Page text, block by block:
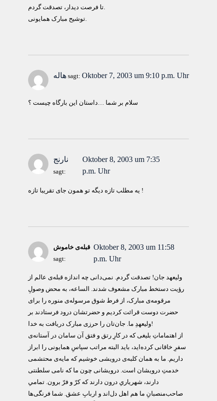
تا فرصت ديدار، تصدقت گردم.
توشيح مبارک همايونی.
هاله sagt: Oktober 7, 2003 um 9:10 p.m. Uhr
سلام بر شما …داستان اين بارگاه چيست ؟
نارنج
sagt:
Oktober 8, 2003 um 7:35
p.m. Uhr
یه مطلب تازه دیگه تو همون جای تقریبا تازه !
قبله‌ی خاموش
sagt:
Oktober 8, 2003 um 11:58
p.m. Uhr
وليعهد جان! تصدقت گردم. نمی‌دانی چه اندازه قبله‌ی عالم از
رؤيت دستخط مبارک مشعوف شدند. الساعه، به محض وصولِ
مرقومه‌ی مبارک، از فرط شوق مرسوله‌ی منوره‌ را برای
حضرت دوست قرائت کرديم و حضرتشان درود فرستادند بر
وليعهدِ ما. جان‌تان را حرزی مبارک دريافت به خدا!
از اهتماماتِ بليغی که در کارِ رتق و فتق آن سامان در آستانه‌ی
سفرِ خاقانی کرده‌ايد، بايد البته مراتب سپاسِ همايونی را ابراز
داريم. ما به همان کلبه‌ی درويشی خوشيم که مايه‌ی محتشمی
خدمتِ درويشان است. درويشانی چون ما که نامی سلطنتی
دارند، شهرياری‌ِ درون دارند که کرّ و فرّ برون. تمامیِ
صاحب‌منصبانِ ما هم اهل دل‌اند و اربابِ عشق. شما فرنگی‌ها